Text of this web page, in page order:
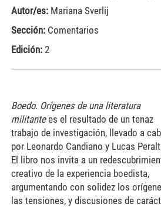
Autor/es: Mariana Sverlij
Sección: Comentarios
Edición: 2
Boedo. Orígenes de una literatura
militantees el resultado de un tenaz
trabajo de investigación, llevado a
por Leonardo Candiano y Lucas
El libro nos invita a un
creativo de la experiencia boedista,
argumentando con solidez los
las tensiones, y discusiones de